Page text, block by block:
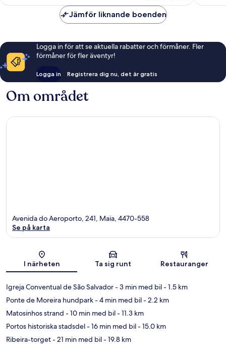
Jämför liknande boenden
Logga in för att se aktuella rabatter och förmåner. Fler
förmåner för fler äventyr!
Logga in Registrera dig nu, det är gratis
Om området
Karta
Avenida do Aeroporto, 241, Maia, 4470-558
Se på karta
I närheten Ta sig runt Restauranger
Igreja Conventual de São Salvador- 3 min med bil- 1.5 km
Ponte de Moreira hundpark- 4 min med bil- 2.2 km
Matosinhos strand - 10 min med bil- 11.3 km
Portos historiska stadsdel- 16 min med bil- 15.0 km
Ribeira-torget- 21 min med bil- 19.8 km